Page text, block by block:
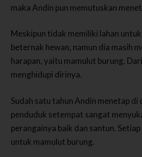
maka Andin pun memutuskan
Meskipun tidak memiliki lahan
beternak hewan, namun dia masih
harapan, yaitu mamulut burung.
menghidupi dirinya.
Sudah satu tahun Andin menetap di
penduduk setempat sangat
perangainya baik dan santun.
untuk mamulut burung.